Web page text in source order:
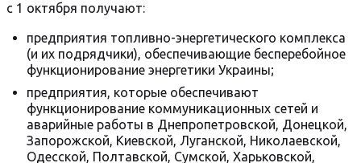
с 1 октября получают:
предприятия топливно-энергетического комплекса
(и их подрядчики), обеспечивающие бесперебойное
функционирование энергетики Украины;
предприятия, которые обеспечивают
функционирование коммуникационных сетей и
аварийные работы в Днепропетровской, Донецкой,
Запорожской, Киевской, Луганской, Николаевской,
Одесской, Полтавской, Сумской, Харьковской,